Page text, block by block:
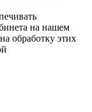
на нашем
обработку этих